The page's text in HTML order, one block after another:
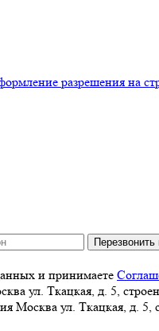
разрешения на
Перезвонить
и принимаете
ул. Ткацкая, д. 5,
Москва ул. Ткацкая, д. 5,